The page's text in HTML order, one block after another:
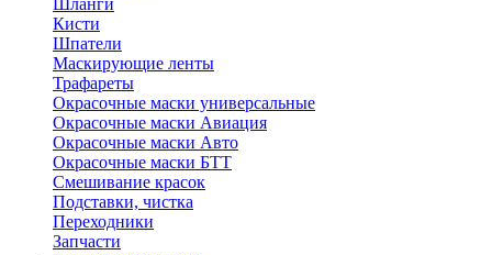
Шланги
Кисти
Шпатели
Маскирующие ленты
Трафареты
Окрасочные маски универсальные
Окрасочные маски Авиация
Окрасочные маски Авто
Окрасочные маски БТТ
Смешивание красок
Подставки, чистка
Переходники
Запчасти